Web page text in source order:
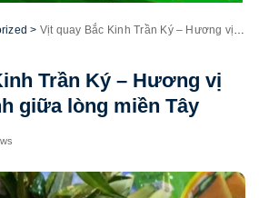
> Vịt quay Bắc Kinh Trần Ký – Hương vị chuẩn Bắc Kinh giữa lòng miền Tây
Trần Ký – Hương vị
giữa lòng miền Tây